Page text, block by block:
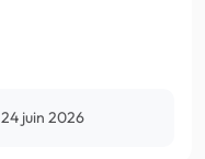
24 juin 2026